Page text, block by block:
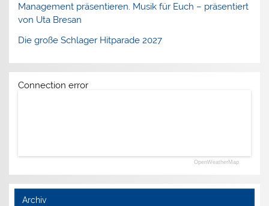
Management präsentieren. Musik für Euch – präsentiert
von Uta Bresan
Die große Schlager Hitparade 2027
Connection error
OpenWeatherMap
Archiv